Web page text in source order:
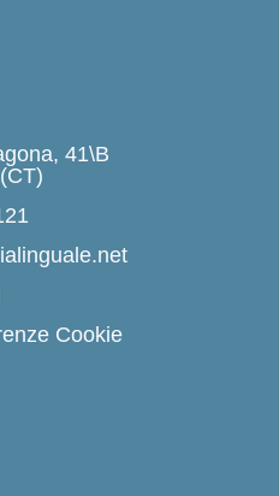
41\B
Cookie